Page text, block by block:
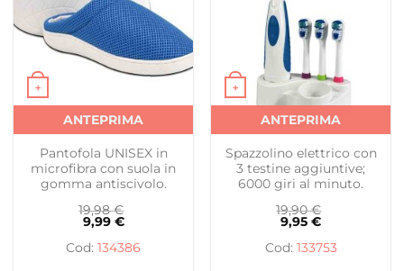
+
Questo prodotto ha più varianti. Le opzioni possono
ANTEPRIMA
Pantofola UNISEX in
microfibra con suola in
gomma antiscivolo.
19,98€
9,99 €
134386
+
Questo prodotto ha più
ANTEPRIMA
Spazzolino elettrico con
3 testine aggiuntive;
6000 giri al minuto.
19,90€
9,95 €
133753